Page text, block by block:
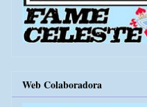
Web Colaboradora